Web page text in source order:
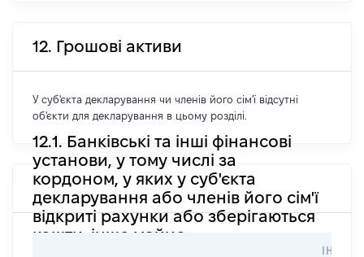
12. Грошові активи
У суб'єкта декларування чи членів його сім'ї відсутні
об'єкти для декларування в цьому розділі.
12.1. Банківські та інші фінансові
установи, у тому числі за
кордоном, у яких у суб'єкта
декларування або членів його сім'ї
відкриті рахунки або зберігаються
кошти, інше майно